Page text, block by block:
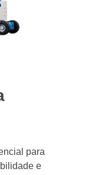
para
e